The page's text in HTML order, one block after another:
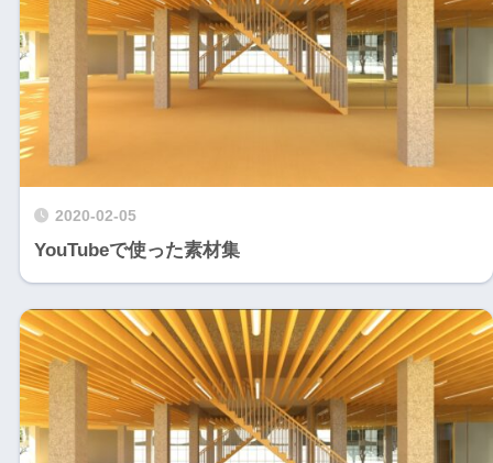
2020-02-05
YouTubeで使った素材集